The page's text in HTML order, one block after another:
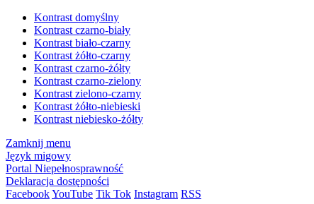
Kontrast domyślny
Kontrast czarno-biały
Kontrast biało-czarny
Kontrast żółto-czarny
Kontrast czarno-żółty
Kontrast czarno-zielony
Kontrast zielono-czarny
Kontrast żółto-niebieski
Kontrast niebiesko-żółty
Zamknij menu
Język migowy
Portal Niepełnosprawność
Deklaracja dostępności
FacebookYouTube Tik Tok Instagram RSS